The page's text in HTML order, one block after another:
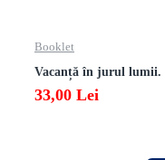
Booklet
33,00 Lei